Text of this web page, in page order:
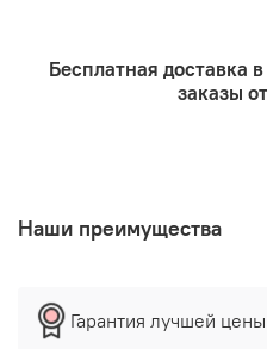
Способствует
Дозировка
Бесплатная доставка
заказы
Наши преимущества
Гарантия лучшей цены